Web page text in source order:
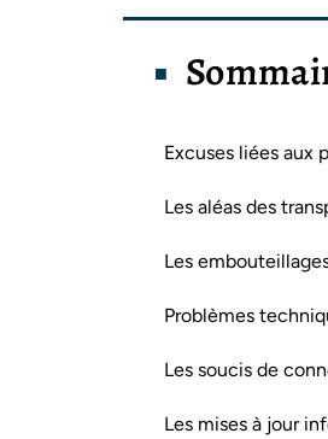
Excuses liées aux
Les aléas des
Les
Problèmes
Les soucis de
Les mises à jour